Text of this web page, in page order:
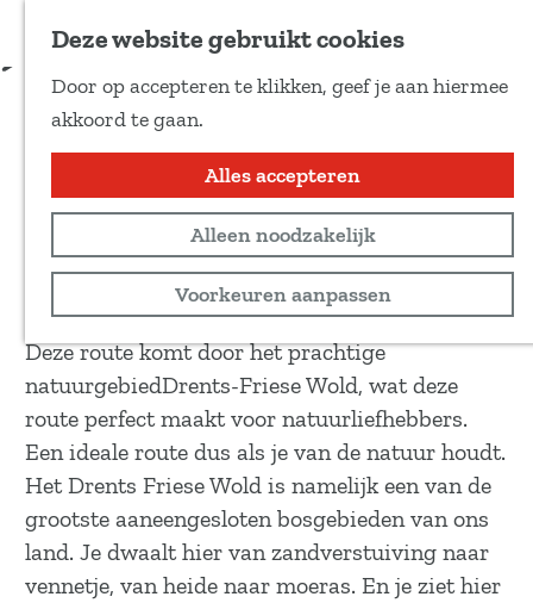
Deze website gebruikt cookies
Door op accepteren te klikken, geef je aan hiermee
akkoord te gaan.
Alles accepteren
Alleen noodzakelijk
Voorkeuren aanpassen
Voeg toe als favoriet
e
e
d
z
a
g
i
n
a
Download route
Friesewold
Bekijk routekaart
Deze route komt door het prachtige
natuurgebiedDrents-Friese Wold, wat deze
route perfect maakt voor natuurliefhebbers.
Een ideale route dus als je van de natuur houdt.
Het Drents Friese Wold is namelijk een van de
grootste aaneengesloten bosgebieden van ons
land. Je dwaalt hier van zandverstuiving naar
vennetje, van heide naar moeras. En je ziet hier